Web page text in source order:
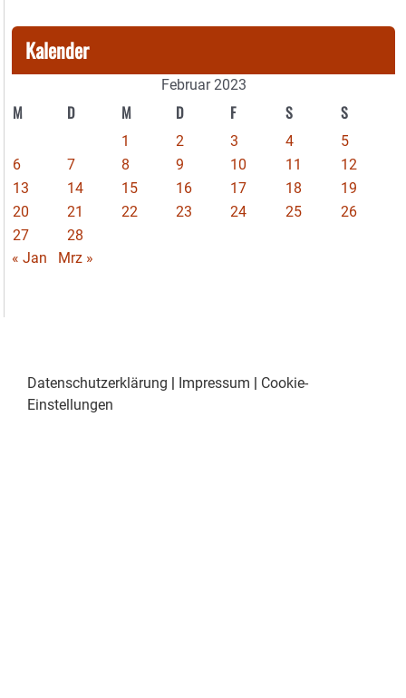
Kalender
Februar 2023
M D M D F S S
1 2 3 4
5
6
7 8 9 10 11
12
13
14 15 16 17 18
19
20
21 22 23 24 25
26
27
28
« Jan
Mrz »
Datenschutzerklärung Impressum
Cookie-
Einstellungen